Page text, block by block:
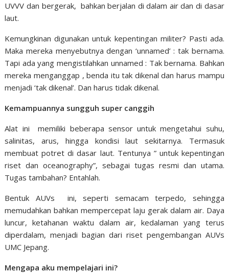
UVVV dan bergerak, bahkan berjalan di dalam air dan di dasar
laut.
Kemungkinan digunakan untuk kepentingan militer? Pasti ada.
Maka mereka menyebutnya dengan ‘unnamed’ : tak bernama.
Tapi ada yang mengistilahkan unnamed : Tak bernama. Bahkan
mereka menganggap , benda itu tak dikenal dan harus mampu
menjadi ‘tak dikenal’. Dan harus tidak dikenal.
Kemampuannya sungguh super canggih
Alat ini memiliki beberapa sensor untuk mengetahui suhu,
salinitas, arus, hingga kondisi laut sekitarnya. Termasuk
membuat potret di dasar laut. Tentunya ” untuk kepentingan
riset dan oceanography”, sebagai tugas resmi dan utama.
Tugas tambahan? Entahlah.
Bentuk AUVs ini, seperti semacam terpedo, sehingga
memudahkan bahkan mempercepat laju gerak dalam air. Daya
luncur, ketahanan waktu dalam air, kedalaman yang terus
diperdalam, menjadi bagian dari riset pengembangan AUVs
UMC Jepang.
Mengapa aku mempelajari ini?